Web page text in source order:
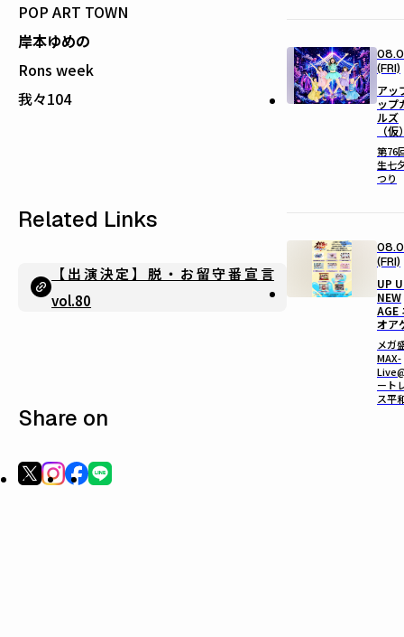
POP ART TOWN
岸本ゆめの
Rons week
我々104
Related Links
【出演決定】脱・お留守番宣言
vol.80
Share on
(FRI)
アッ
ップ
ルズ
（仮
第76
生七
つり
(FRI)
UP
NEW
AGE
オア
メガ
MAX-
ート
ス平